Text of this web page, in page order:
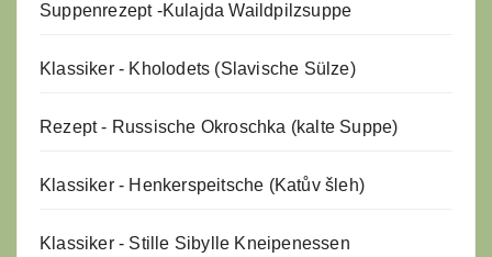
Suppenrezept -Kulajda Waildpilzsuppe
Klassiker - Kholodets (Slavische Sülze)
Rezept - Russische Okroschka (kalte Suppe)
Klassiker - Henkerspeitsche (Katův šleh)
Klassiker - Stille Sibylle Kneipenessen